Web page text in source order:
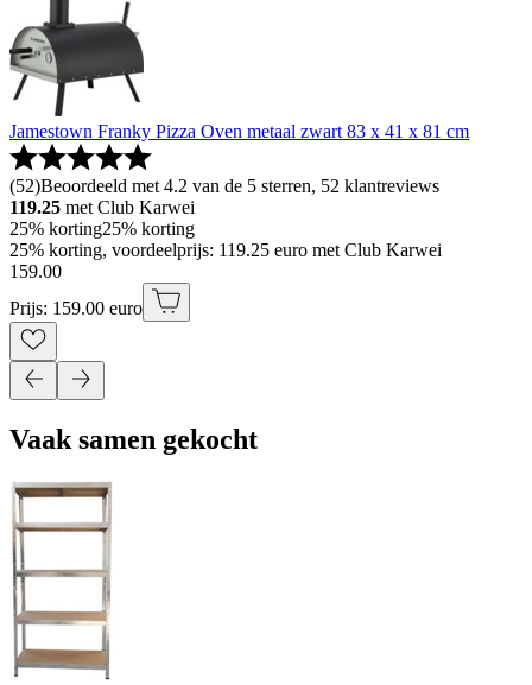
Jamestown Franky Pizza Oven metaal zwart 83 x 41 x 81 cm
(52)Beoordeeld met 4.2 van de 5 sterren, 52 klantreviews
119.25 met Club Karwei
25% korting25% korting
25% korting, voordeelprijs: 119.25 euro met Club Karwei
159.00
Prijs: 159.00 euro
Vaak samen gekocht